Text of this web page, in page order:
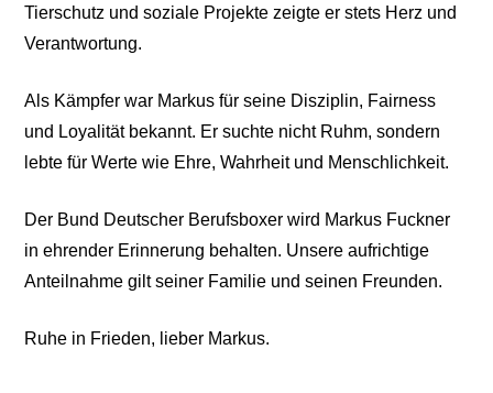
Tierschutz und soziale Projekte zeigte er stets Herz und
Verantwortung.
Als Kämpfer war Markus für seine Disziplin, Fairness
und Loyalität bekannt. Er suchte nicht Ruhm, sondern
lebte für Werte wie Ehre, Wahrheit und Menschlichkeit.
Der Bund Deutscher Berufsboxer wird Markus Fuckner
in ehrender Erinnerung behalten. Unsere aufrichtige
Anteilnahme gilt seiner Familie und seinen Freunden.
Ruhe in Frieden, lieber Markus.